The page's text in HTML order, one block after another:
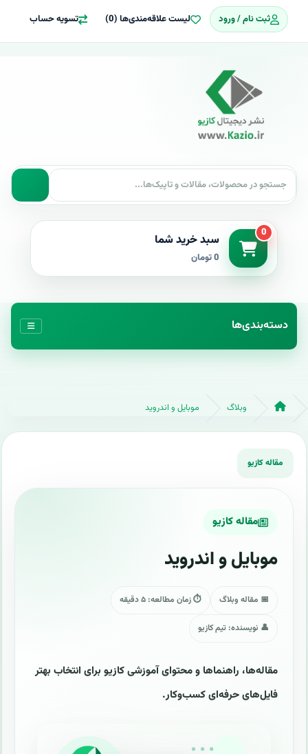
ثبت نام / ورود لیست علاقه‌مندی‌ها (0) تسویه حساب
0 سبد خرید شما
0 تومان
دسته‌بندی‌ها
وبلاگ موبایل و اندروید
مقاله کازیو
موبایل و اندروید
📅 مقاله وبلاگ ⏱ زمان مطالعه: ۵ دقیقه
👤 نویسنده: تیم کازیو
مقاله‌ها، راهنماها و محتوای آموزشی کازیو برای انتخاب بهتر
فایل‌های حرفه‌ای کسب‌وکار.